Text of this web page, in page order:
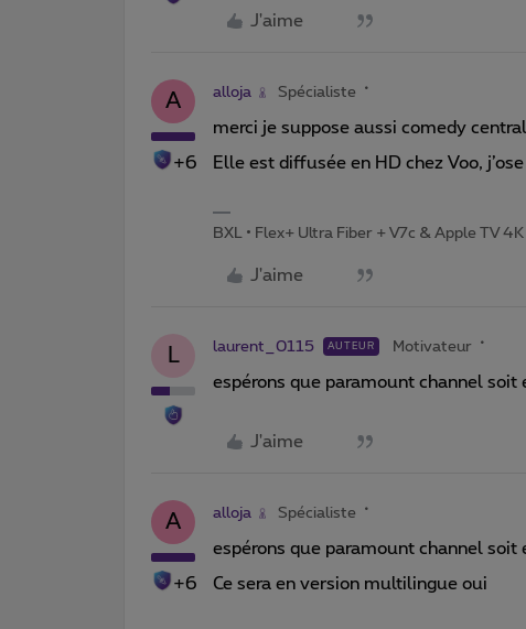
J'aime
A
+6
alloja Spécialiste
merci je suppose aussi comedy
Elle est diffusée en HD chez Voo,
BXL • Flex+ Ultra Fiber + V7c & Apple TV
J'aime
L laurent_0115 AUTEUR Motivateur
espérons que paramount channel soit
J'aime
A
+6
alloja Spécialiste
espérons que paramount channel soit
Ce sera en version multilingue oui